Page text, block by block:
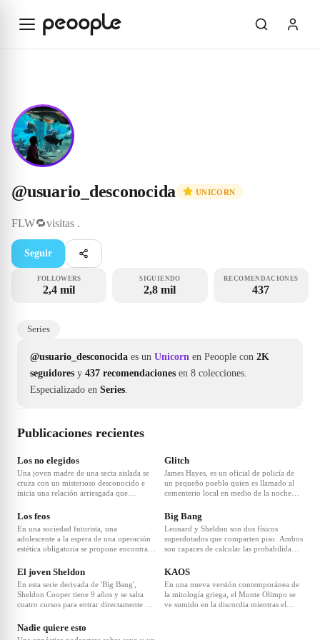
@usuario_desconocida UNICORN
FLW🔁visitas .
Seguir
FOLLOWERS
2,4 mil
SIGUIENDO
2,8 mil
RECOMENDACIONES
437
Series
@usuario_desconocida es un Unicorn en Peoople con 2K
seguidores y 437 recomendaciones en 8 colecciones.
Especializado en Series.
Publicaciones recientes
❤3
Los no elegidos
Una joven madre de una secta aislada se
cruza con un misterioso desconocido e
inicia una relación arriesgada que
oscuros.
Glitch
James Hayes, es un oficial de policía de
un pequeño pueblo quien es llamado al
cementerio local en medio de la noche
Kate Willis, Carlo, Paddy Fitzgerald,
Charlie Thompson y Maria Massola, que
estaban muertas aparecieron vivas y en
perfectas condiciones. Las personas no
tienen memoria ni recuerdan su
determinadas a descubrir quiénes son y
qué les sucedió. James reconoce a Kate,
su esposa quien había muerto dos años
atrás. James junto a la doctora local
Los feos
En una sociedad futurista, una
adolescente a la espera de una operación
estética obligatoria se propone encontrar
Big Bang
Leonard y Sheldon son dos físicos
superdotados que comparten piso. Ambos
son capaces de calcular las probabilidades
pero son incapaces de relacionarse con
Penny, su nueva vecina, es el polo
opuesto a ellos, por lo que su llegada al
edificio alterará la tranquila vida
El joven Sheldon
En esta serie derivada de 'Big Bang',
Sheldon Cooper tiene 9 años y se salta
cuatro cursos para entrar directamente a
mayor, menos listo que él. La vida en ella
no será fácil, ya que sus compañeros, sus
KAOS
En una nueva versión contemporánea de
la mitología griega, el Monte Olimpo se
ve sumido en la discordia mientras el
❤ 1
Nadie quiere esto